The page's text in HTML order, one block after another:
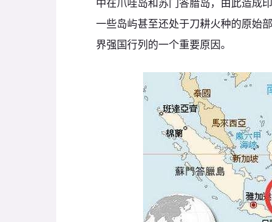
一些岛屿甚至还处于刀耕火种的原始
界强国行列的一个重要原因。